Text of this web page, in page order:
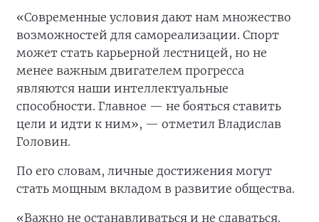
«Современные условия дают нам множество
возможностей для самореализации. Спорт
может стать карьерной лестницей, но не
менее важным двигателем прогресса
являются наши интеллектуальные
способности. Главное — не бояться ставить
цели и идти к ним», — отметил Владислав
Головин.
По его словам, личные достижения могут
стать мощным вкладом в развитие общества.
«Важно не останавливаться и не сдаваться.